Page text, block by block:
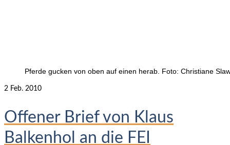
Pferde gucken von oben auf einen herab. Foto: Christiane
2 Feb. 2010
Offener Brief von Klaus
Balkenhol an die FEI